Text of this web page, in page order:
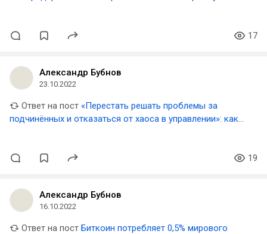
17
Александр Бубнов
23.10.2022
Ответ на пост «Перестать решать проблемы за
подчинённых и отказаться от хаоса в управлении»: как
19
Александр Бубнов
16.10.2022
Ответ на пост Биткоин потребляет 0,5% мирового